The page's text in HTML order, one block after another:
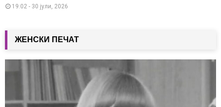
19:02 - 30 јули, 2026
ЖЕНСКИ ПЕЧАТ